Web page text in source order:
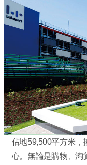
佔地59,500平方米，
心。無論是購物、淘